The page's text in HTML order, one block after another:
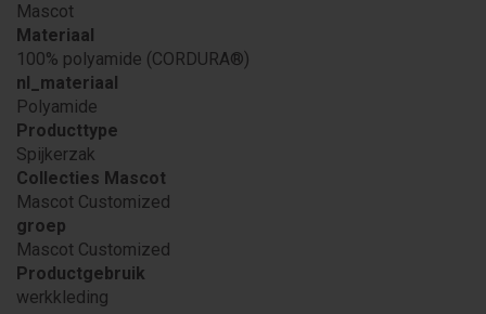
Mascot
Materiaal
100% polyamide (CORDURA®)
nl_materiaal
Polyamide
Producttype
Spijkerzak
Collecties Mascot
Mascot Customized
groep
Mascot Customized
Productgebruik
werkkleding